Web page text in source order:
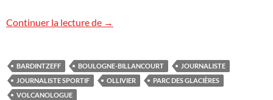
Continuer la lecture de Rencontre sympa avec Jean-Paul Ollivier
→
BARDINTZEFF BOULOGNE-BILLANCOURT
JOURNALISTE
JOURNALISTE SPORTIF
OLLIVIER
PARC DES GLACIÈRES
VOLCANOLOGUE